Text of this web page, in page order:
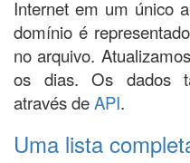
Internet em um único
domínio é
no arquivo.
os dias. Os dados
através deAPI.
Uma lista